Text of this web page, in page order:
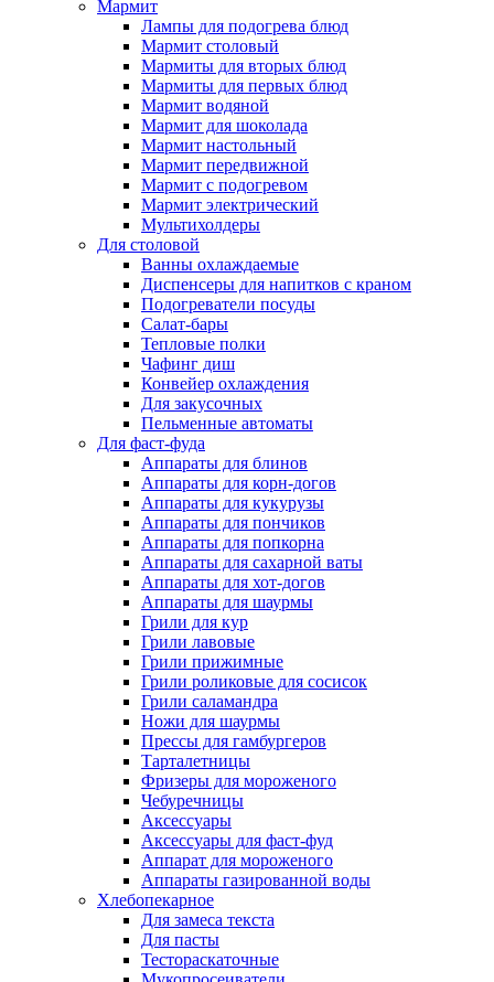
Мармит
Лампы для подогрева блюд
Мармит столовый
Мармиты для вторых блюд
Мармиты для первых блюд
Мармит водяной
Мармит для шоколада
Мармит настольный
Мармит передвижной
Мармит с подогревом
Мармит электрический
Мультихолдеры
Для столовой
Ванны охлаждаемые
Диспенсеры для напитков с краном
Подогреватели посуды
Салат-бары
Тепловые полки
Чафинг диш
Конвейер охлаждения
Для закусочных
Пельменные автоматы
Для фаст-фуда
Аппараты для блинов
Аппараты для корн-догов
Аппараты для кукурузы
Аппараты для пончиков
Аппараты для попкорна
Аппараты для сахарной ваты
Аппараты для хот-догов
Аппараты для шаурмы
Грили для кур
Грили лавовые
Грили прижимные
Грили роликовые для сосисок
Грили саламандра
Ножи для шаурмы
Прессы для гамбургеров
Тарталетницы
Фризеры для мороженого
Чебуречницы
Аксессуары
Аксессуары для фаст-фуд
Аппарат для мороженого
Аппараты газированной воды
Хлебопекарное
Для замеса текста
Для пасты
Тестораскаточные